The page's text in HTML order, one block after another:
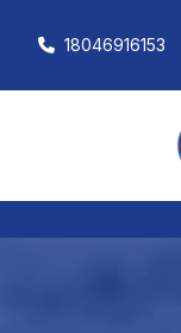
18046916153